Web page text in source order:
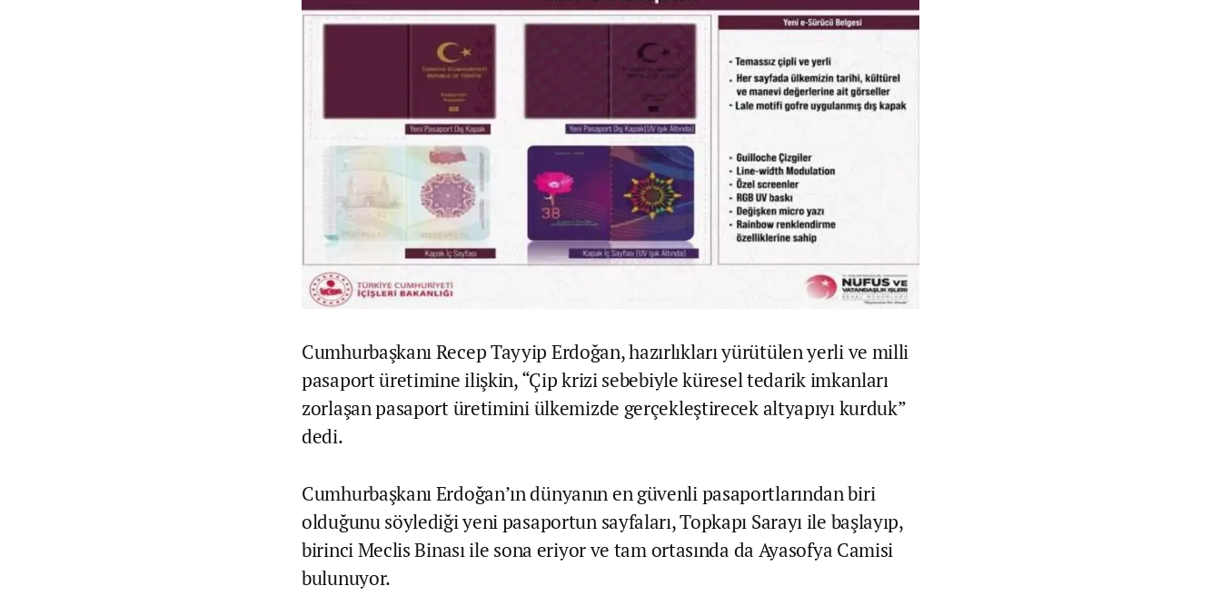
Cumhurbaşkanı Recep Tayyip Erdoğan, hazırlıkları yürütülen yerli ve milli
pasaport üretimine ilişkin, “Çip krizi sebebiyle küresel tedarik imkanları
zorlaşan pasaport üretimini ülkemizde gerçekleştirecek altyapıyı kurduk”
dedi.
Cumhurbaşkanı Erdoğan’ın dünyanın en güvenli pasaportlarından biri
olduğunu söylediği yeni pasaportun sayfaları, Topkapı Sarayı ile başlayıp,
birinci Meclis Binası ile sona eriyor ve tam ortasında da Ayasofya Camisi
bulunuyor.